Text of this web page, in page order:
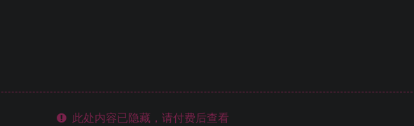
此处内容已隐藏，请付费后查看